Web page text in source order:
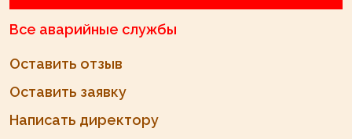
Все аварийные службы
Оставить отзыв
Оставить заявку
Написать директору